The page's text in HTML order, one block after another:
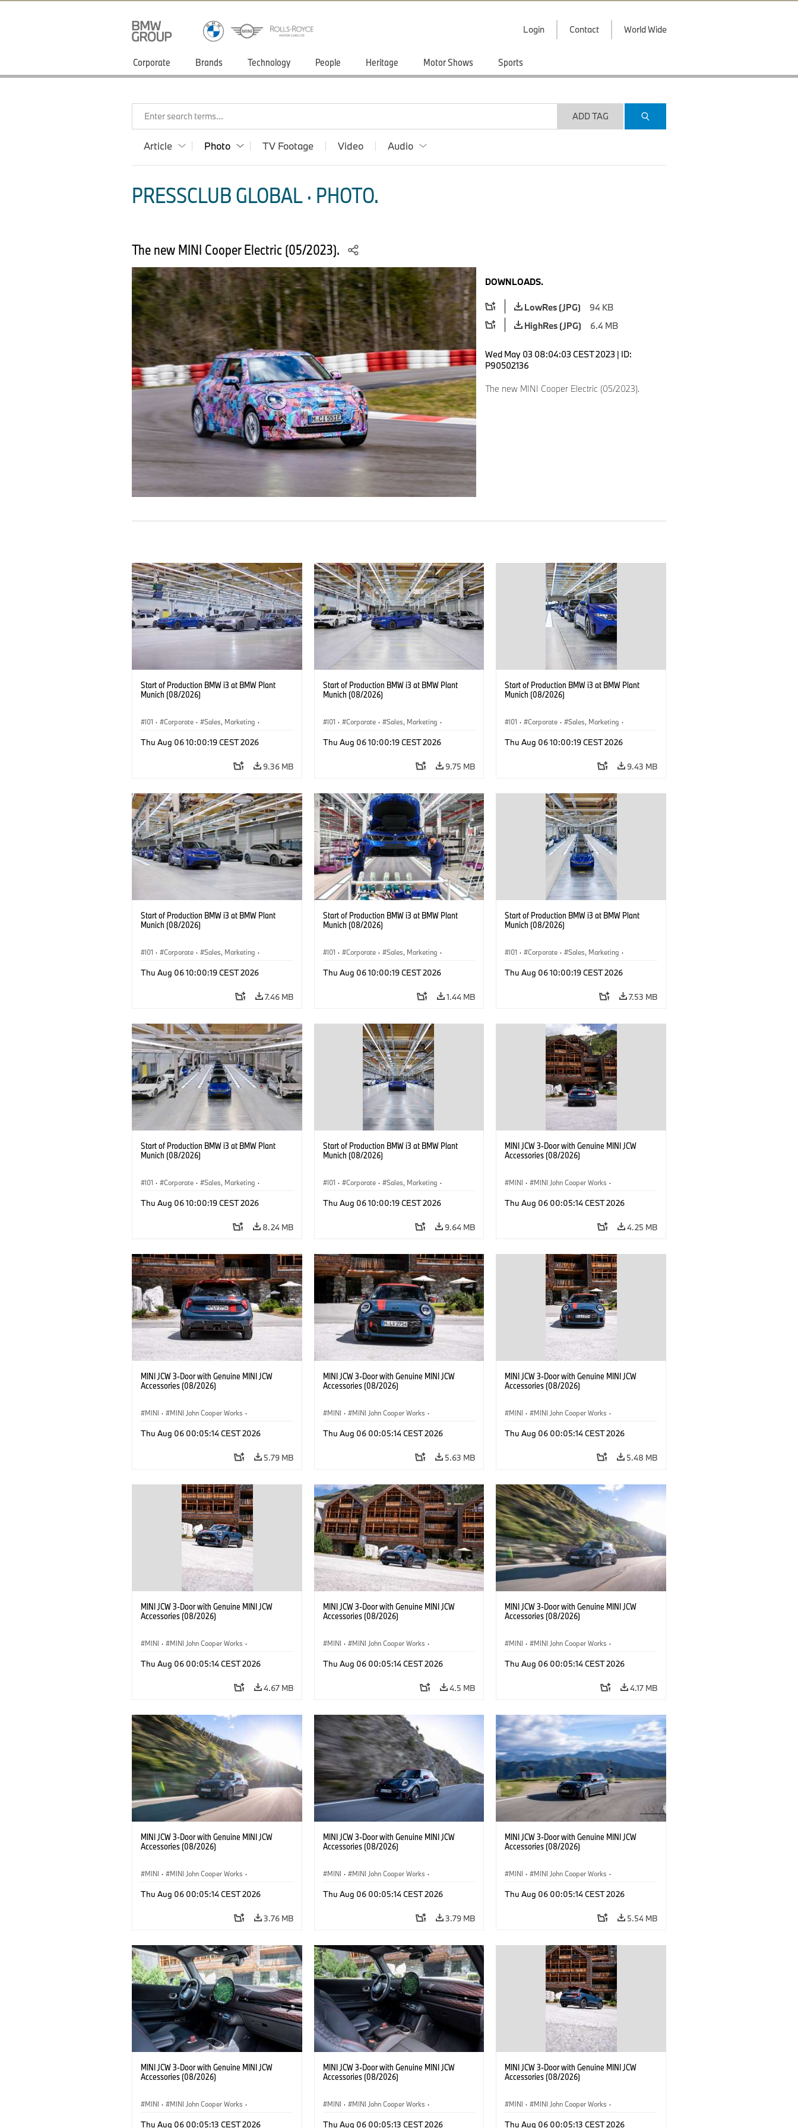
Login Contact World Wide
Corporate Brands Technology People Heritage Motor Shows Sports
Enter search terms... ADD TAG
Article Photo TV Footage Video Audio
PRESSCLUB GLOBAL · PHOTO.
The new MINI Cooper Electric (05/2023).
DOWNLOADS.
LowRes (JPG)
94 KB
HighRes (JPG)
6.4 MB
Wed May 03 08:04:03 CEST 2023 | ID:
P90502136
The new MINI Cooper Electric (05/2023).
Start of Production BMW i3 at BMW Plant
Munich (08/2026)
I01 · Corporate · Sales, Marketing ·
Thu Aug 06 10:00:19 CEST 2026
9.36 MB
Start of Production BMW i3 at BMW Plant
Munich (08/2026)
I01 · Corporate · Sales, Marketing ·
Thu Aug 06 10:00:19 CEST 2026
9.75 MB
Start of Production BMW i3 at BMW Plant
Munich (08/2026)
I01 · Corporate · Sales, Marketing ·
Thu Aug 06 10:00:19 CEST 2026
9.43 MB
Start of Production BMW i3 at BMW Plant
Munich (08/2026)
I01 · Corporate · Sales, Marketing ·
Thu Aug 06 10:00:19 CEST 2026
7.46 MB
Start of Production BMW i3 at BMW Plant
Munich (08/2026)
I01 · Corporate · Sales, Marketing ·
Thu Aug 06 10:00:19 CEST 2026
1.44 MB
Start of Production BMW i3 at BMW Plant
Munich (08/2026)
I01 · Corporate · Sales, Marketing ·
Thu Aug 06 10:00:19 CEST 2026
7.53 MB
Start of Production BMW i3 at BMW Plant
Munich (08/2026)
I01 · Corporate · Sales, Marketing ·
Thu Aug 06 10:00:19 CEST 2026
8.24 MB
Start of Production BMW i3 at BMW Plant
Munich (08/2026)
I01 · Corporate · Sales, Marketing ·
Thu Aug 06 10:00:19 CEST 2026
9.64 MB
MINI JCW 3-Door with Genuine MINI JCW
Accessories (08/2026)
MINI · MINI John Cooper Works ·
Optional Extras, Accessories
Thu Aug 06 00:05:14 CEST 2026
4.25 MB
MINI JCW 3-Door with Genuine MINI JCW
Accessories (08/2026)
MINI · MINI John Cooper Works ·
Optional Extras, Accessories
Thu Aug 06 00:05:14 CEST 2026
5.79 MB
MINI JCW 3-Door with Genuine MINI JCW
Accessories (08/2026)
MINI · MINI John Cooper Works ·
Optional Extras, Accessories
Thu Aug 06 00:05:14 CEST 2026
5.63 MB
MINI JCW 3-Door with Genuine MINI JCW
Accessories (08/2026)
MINI · MINI John Cooper Works ·
Optional Extras, Accessories
Thu Aug 06 00:05:14 CEST 2026
5.48 MB
MINI JCW 3-Door with Genuine MINI JCW
Accessories (08/2026)
MINI · MINI John Cooper Works ·
Optional Extras, Accessories
Thu Aug 06 00:05:14 CEST 2026
4.67 MB
MINI JCW 3-Door with Genuine MINI JCW
Accessories (08/2026)
MINI · MINI John Cooper Works ·
Optional Extras, Accessories
Thu Aug 06 00:05:14 CEST 2026
4.5 MB
MINI JCW 3-Door with Genuine MINI JCW
Accessories (08/2026)
MINI · MINI John Cooper Works ·
Optional Extras, Accessories
Thu Aug 06 00:05:14 CEST 2026
4.17 MB
MINI JCW 3-Door with Genuine MINI JCW
Accessories (08/2026)
MINI · MINI John Cooper Works ·
Optional Extras, Accessories
Thu Aug 06 00:05:14 CEST 2026
3.76 MB
MINI JCW 3-Door with Genuine MINI JCW
Accessories (08/2026)
MINI · MINI John Cooper Works ·
Optional Extras, Accessories
Thu Aug 06 00:05:14 CEST 2026
3.79 MB
MINI JCW 3-Door with Genuine MINI JCW
Accessories (08/2026)
MINI · MINI John Cooper Works ·
Optional Extras, Accessories
Thu Aug 06 00:05:14 CEST 2026
5.54 MB
MINI JCW 3-Door with Genuine MINI JCW
Accessories (08/2026)
MINI · MINI John Cooper Works ·
Thu Aug 06 00:05:13 CEST 2026
MINI JCW 3-Door with Genuine MINI JCW
Accessories (08/2026)
MINI · MINI John Cooper Works ·
Thu Aug 06 00:05:13 CEST 2026
MINI JCW 3-Door with Genuine MINI JCW
Accessories (08/2026)
MINI · MINI John Cooper Works ·
Thu Aug 06 00:05:13 CEST 2026